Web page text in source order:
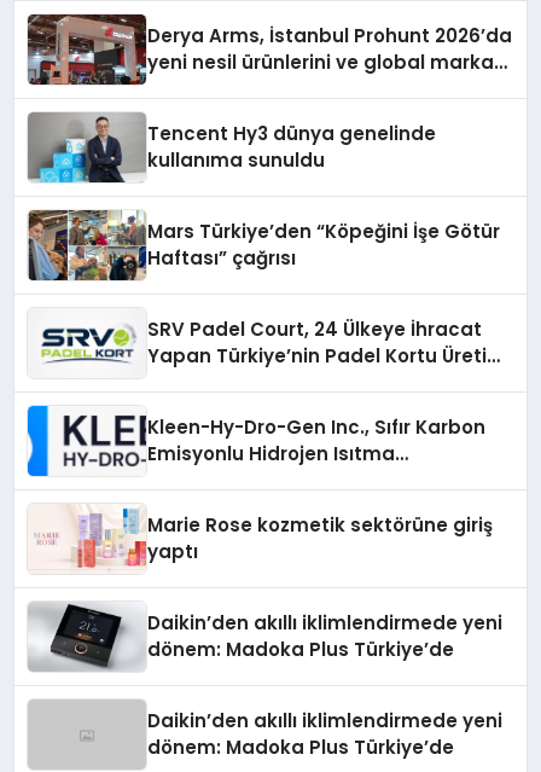
Derya Arms, İstanbul Prohunt 2026’da
yeni nesil ürünlerini ve global marka
Tencent Hy3 dünya genelinde
kullanıma sunuldu
Mars Türkiye’den “Köpeğini İşe Götür
Haftası” çağrısı
SRV Padel Court, 24 Ülkeye İhracat
Yapan Türkiye’nin Padel Kortu Üretim
Kleen-Hy-Dro-Gen Inc., Sıfır Karbon
Emisyonlu Hidrojen Isıtma
Marie Rose kozmetik sektörüne giriş
yaptı
Daikin’den akıllı iklimlendirmede yeni
dönem: Madoka Plus Türkiye’de
Daikin’den akıllı iklimlendirmede yeni
dönem: Madoka Plus Türkiye’de